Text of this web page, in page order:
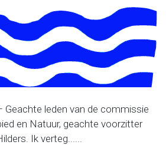
Geachte leden van de commissie
en Natuur, geachte voorzitter
Ik verteg......